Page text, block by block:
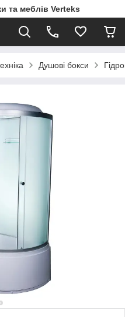
та меблів Verteks
Душові бокси